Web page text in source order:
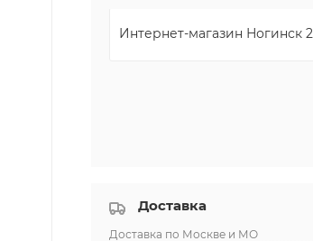
Интернет-магазин Ногинск 2
Доставка
Доставка по Москве и МО